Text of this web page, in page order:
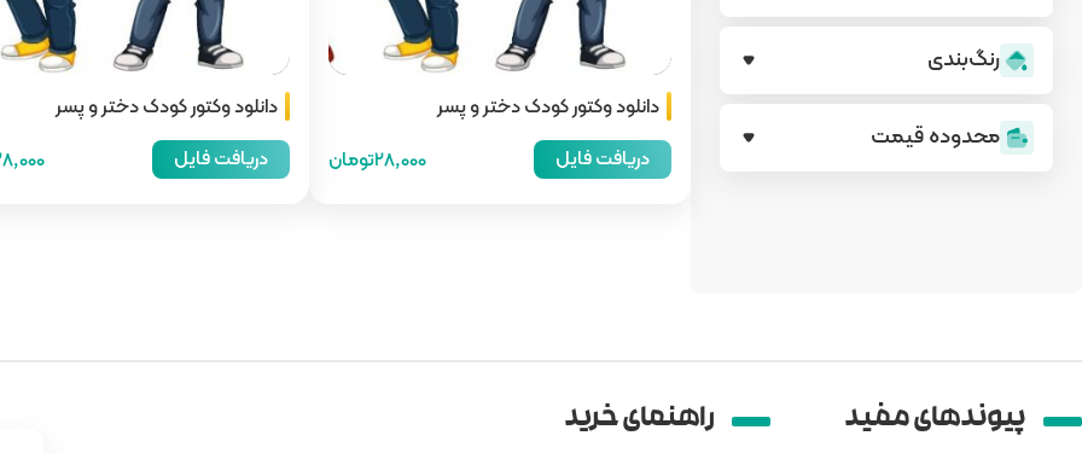
رنگ‌بندی
محدوده قیمت
دانلود وکتور کودک دختر و پسر
دریافت فایل
28,000تومان
دانلود وکتور کودک دختر و پسر
دریافت فایل
پیوند‌های مفید راهنمای خرید